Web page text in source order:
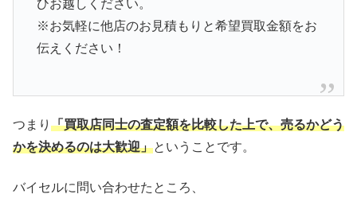
ひお越しください。
※お気軽に他店のお見積もりと希望買取金額をお
伝えください！
つまり 「買取店同士の査定額を比較した上で、売るかどう
かを決めるのは大歓迎」ということです。
バイセルに問い合わせたところ、